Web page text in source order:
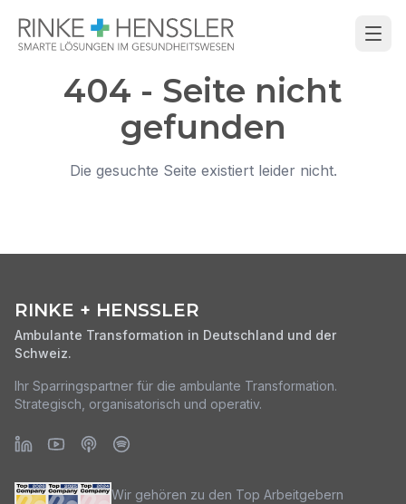
404 - Seite nicht
gefunden
Die gesuchte Seite existiert leider nicht.
RINKE + HENSSLER
Ambulante Transformation in Deutschland und der
Schweiz.
Ihr Sparringspartner für die ambulante Transformation.
Strategisch, organisatorisch und operativ.
Wir gehören zu den Top Arbeitgebern